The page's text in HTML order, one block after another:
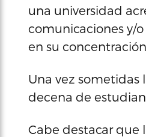
una universidad
comunicaciones y/
en su
Una vez sometidas
decena de
Cabe destacar que